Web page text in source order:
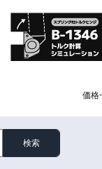
価格
検索